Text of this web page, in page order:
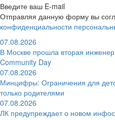
Введите ваш E-mail
Отправляя данную форму вы
конфиденциальности
07.08.2026
В Москве прошла вторая
Community Day
07.08.2026
Минцифры: Ограничения для
только родителями
07.08.2026
ЛК предупреждает о новом